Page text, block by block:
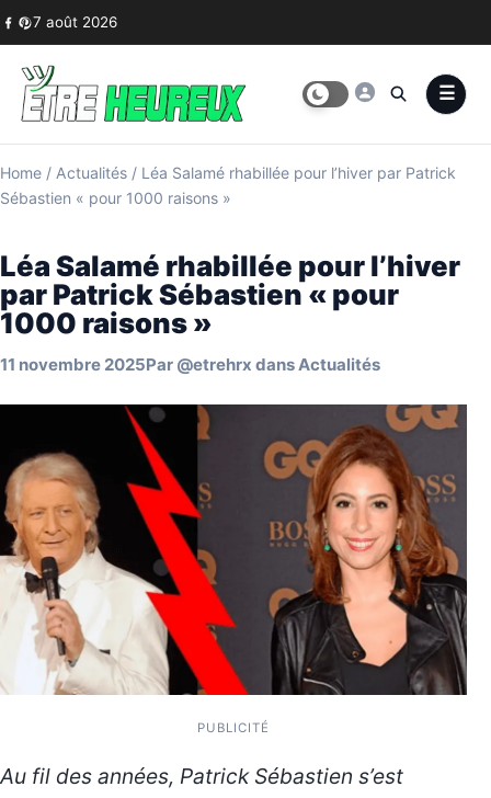
Skip to content
7 août 2026
Home / Actualités / Léa Salamé rhabillée pour l’hiver par Patrick
Sébastien « pour 1000 raisons »
Léa Salamé rhabillée pour l’hiver
par Patrick Sébastien « pour
1000 raisons »
11 novembre 2025Par @etrehrx dansActualités
PUBLICITÉ
Au fil des années, Patrick Sébastien s’est